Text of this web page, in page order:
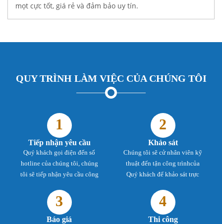
mọt cực tốt, giá rẻ và đảm bảo uy tín.
QUY TRÌNH LÀM VIỆC CỦA CHÚNG TÔI
1
Tiếp nhận yêu cầu
Quý khách gọi điện đến số
hotline của chúng tôi, chúng
tôi sẽ tiếp nhận yêu cầu công
2
Khảo sát
Chúng tôi sẽ cử nhân viên kỹ
thuật đến tận công trìnhcủa
Quý khách để khảo sát trực
3
Báo giá
4
Thi công